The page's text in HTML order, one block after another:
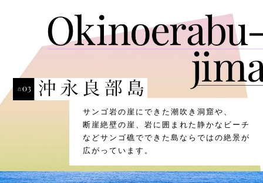
サンゴ岩の崖にできた潮吹き洞窟や、
断崖絶壁の崖、岩に囲まれた静かなビーチ
などサンゴ礁でできた島ならではの絶景が
広がっています。